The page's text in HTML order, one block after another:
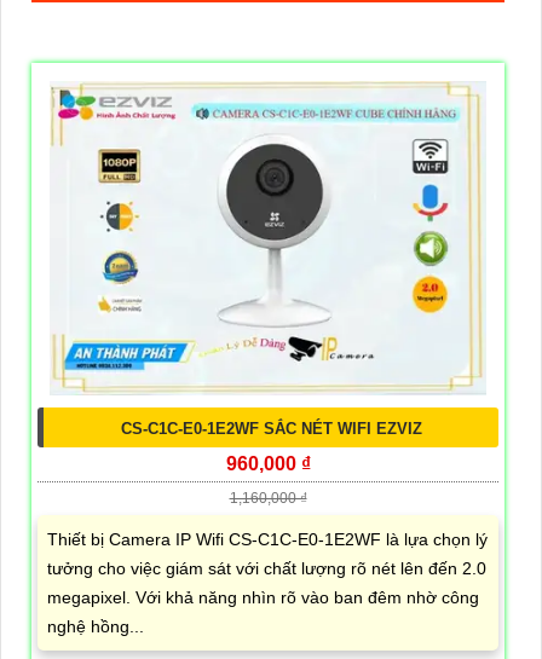
CS-C1C-E0-1E2WF SẮC NÉT WIFI EZVIZ
960,000 ₫
1,160,000 ₫
Thiết bị Camera IP Wifi CS-C1C-E0-1E2WF là lựa chọn lý
tưởng cho việc giám sát với chất lượng rõ nét lên đến 2.0
megapixel. Với khả năng nhìn rõ vào ban đêm nhờ công
nghệ hồng...